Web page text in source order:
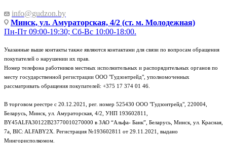
info@gudzon.by
Минск, ул. Амураторская, 4/2 (ст. м. Молодежная)
Пн-Пт 09:00-19:30; Сб-Вс 10:00-18:00.
Указанные выше контакты также являются контактами для связи по вопросам обращения
покупателей о нарушении их прав.
Номер телефона работников местных исполнительных и распорядительных органов по
месту государственной регистрации ООО "Гудзонтрейд", уполномоченных
рассматривать обращения покупателей: +375 17 374 01 46.
В торговом реестре с 20.12.2021, рег. номер 525430 ООО "Гудзонтрейд", 220004,
Беларусь, Минск, ул. Амураторская, 4/2, УНП 193602811,
BY45ALFA30122B23770010270000 в ЗАО “Альфа- Банк”, Беларусь, Минск, ул. Красная,
7а, BIC: ALFABY2X. Регистрация №193602811 от 29.11.2021, выдано
Мингорисполкомом.